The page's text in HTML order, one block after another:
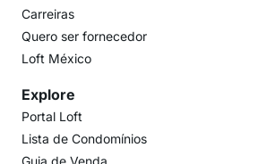
Carreiras
Quero ser fornecedor
Loft México
Explore
Portal Loft
Lista de Condomínios
Guia de Venda